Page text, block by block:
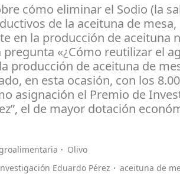
cómo eliminar el Sodio (la
de la aceituna de mesa,
en la producción de aceituna
pregunta «¿Cómo reutilizar el
producción de aceituna de
en esta ocasión, con los
asignación el Premio de
el de mayor dotación
Olivo
Eduardo Pérez
aceituna de